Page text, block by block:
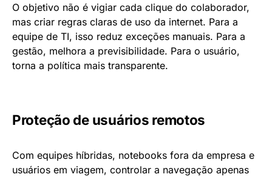
O objetivo não é vigiar cada clique do colaborador,
mas criar regras claras de uso da internet. Para a
equipe de TI, isso reduz exceções manuais. Para a
gestão, melhora a previsibilidade. Para o usuário,
torna a política mais transparente.
Proteção de usuários remotos
Com equipes híbridas, notebooks fora da empresa e
usuários em viagem, controlar a navegação apenas